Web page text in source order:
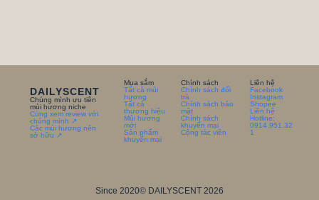
DAILYSCENT
Chúng mình ưu tiên
mùi hương niche
Cùng xem review với
chúng mình ↗
Các mùi hương nên
sở hữu ↗
Mua sắm
Tất cả mùi
hương
Tất cả
thương hiệu
Mùi hương
mới
Sản phẩm
khuyến mại
Chính sách
Chính sách đổi
trà
Chính sách bảo
mật
Chính sách
khuyến mại
Cộng tác viên
Liên hệ
Facebook
Instagram
Shopee
Liên hệ
Hotline:
0914.951.32
1
Since 2020© DAILYSCENT 2026